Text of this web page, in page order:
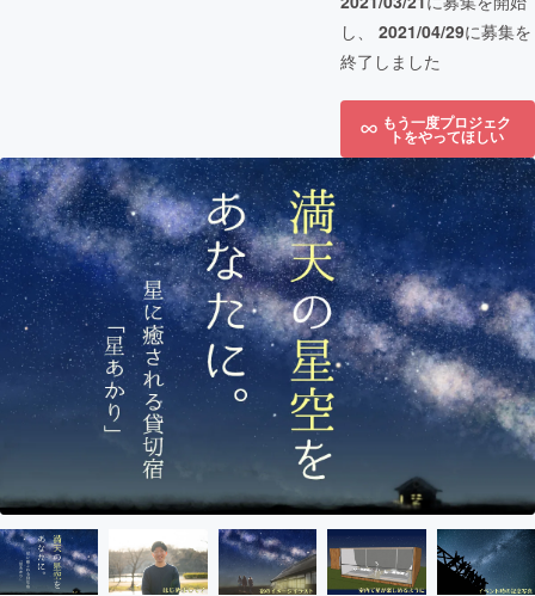
し、 2021/04/29に募集を
終了しました
もう一度プロジェク
トをやってほしい